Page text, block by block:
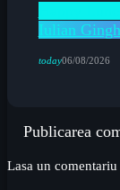
Happy
Iulian
today06/08/2026
Publicarea
Lasa un comentariu